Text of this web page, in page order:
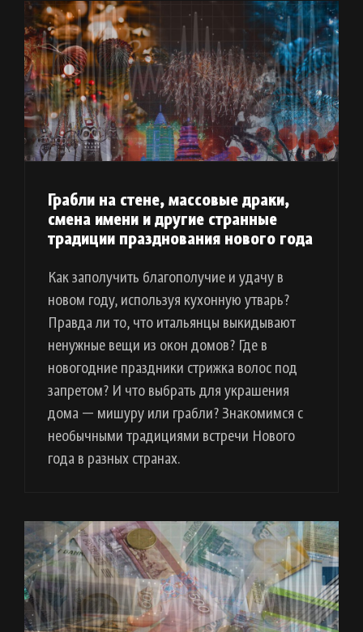
Грабли на стене, массовые драки,
смена имени и другие странные
традиции празднования нового года
Как заполучить благополучие и удачу в
новом году, используя кухонную утварь?
Правда ли то, что итальянцы выкидывают
ненужные вещи из окон домов? Где в
новогодние праздники стрижка волос под
запретом? И что выбрать для украшения
дома — мишуру или грабли? Знакомимся с
необычными традициями встречи Нового
года в разных странах.